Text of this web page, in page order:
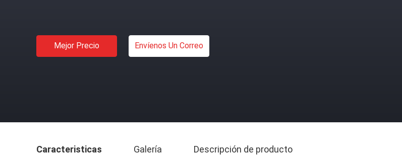
Mejor Precio Envíenos Un Correo
Caracteristicas Galería Descripción de producto